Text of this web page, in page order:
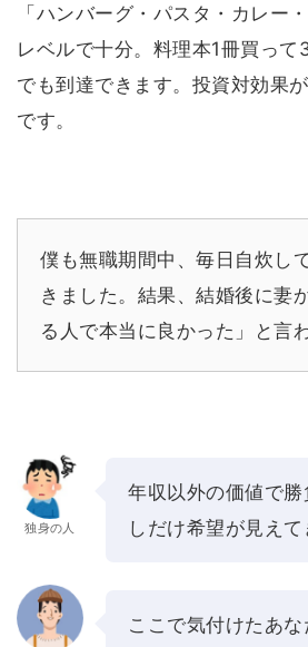
「ハンバーグ・パスタ・カレー
レベルで十分。料理本1冊買っ
でも到達できます。投資対効果
です。
僕も無職期間中、毎日自炊し
きました。結果、結婚後に妻
る人で本当に良かった」と言
独身の人
年収以外の価値で
しだけ希望が見えて
ここで気付けたあ